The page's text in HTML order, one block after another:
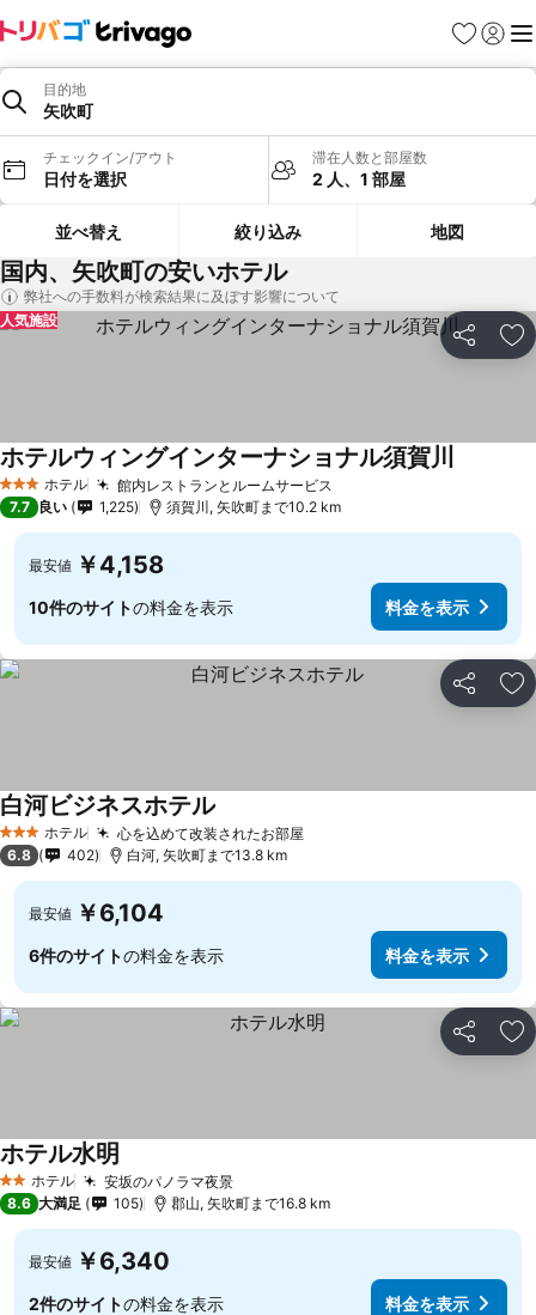
お気に入り
ログイ
メ
目的地
矢吹町
チェックイン/アウト
日付を選択
滞在人数と部屋数
2 人、1 部屋
並べ替え 絞り込み 地図
国内、矢吹町の安いホテル
弊社への手数料が検索結果に及ぼす影響について
シェア お
人気施設
3 ホテルのランク
ホテル 館内レストランとルームサービス
ホテルウィングインターナショナル須賀川
7.7 良い 1,225 須賀川, 矢吹町まで10.2 km
最安値 ￥4,158
10件のサイトの料金を表示 料金を表示
シェア お
3 ホテルのランク
ホテル 心を込めて改装されたお部屋
白河ビジネスホテル
6.8 402 白河, 矢吹町まで13.8 km
最安値 ￥6,104
6件のサイトの料金を表示 料金を表示
シェア お
2 ホテルのランク
ホテル 安坂のパノラマ夜景
ホテル水明
8.6 大満足 105 郡山, 矢吹町まで16.8 km
最安値 ￥6,340
2件のサイトの料金を表示 料金を表示